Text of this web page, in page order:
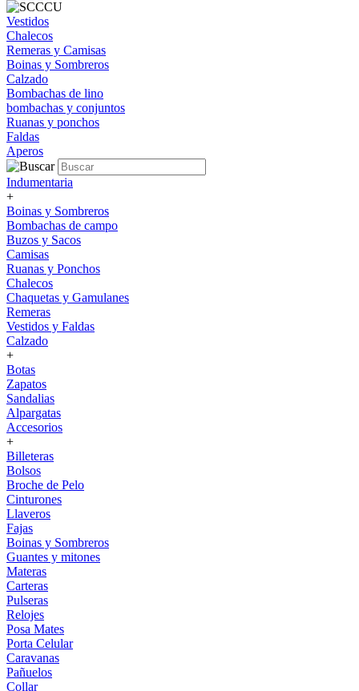
Vestidos
Chalecos
Remeras y Camisas
Boinas y Sombreros
Calzado
Bombachas de lino
bombachas y conjuntos
Ruanas y ponchos
Faldas
Aperos
Indumentaria
+
Boinas y Sombreros
Bombachas de campo
Buzos y Sacos
Camisas
Ruanas y Ponchos
Chalecos
Chaquetas y Gamulanes
Remeras
Vestidos y Faldas
Calzado
+
Botas
Zapatos
Sandalias
Alpargatas
Accesorios
+
Billeteras
Bolsos
Broche de Pelo
Cinturones
Llaveros
Fajas
Boinas y Sombreros
Guantes y mitones
Materas
Carteras
Pulseras
Relojes
Posa Mates
Porta Celular
Caravanas
Pañuelos
Collar